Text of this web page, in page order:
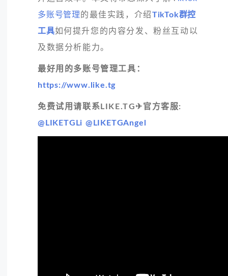
多账号管理 的最佳实践，介绍TikTok群控
工具如何提升您的内容分发、粉丝互动以
及数据分析能力。
最好用的多账号管理工具：
https://www.like.tg
免费试用请联系LIKE.TG✈官方客服:
@LIKETGLi @LIKETGAngel